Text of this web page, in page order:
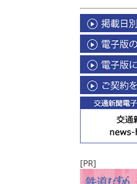
[PR]